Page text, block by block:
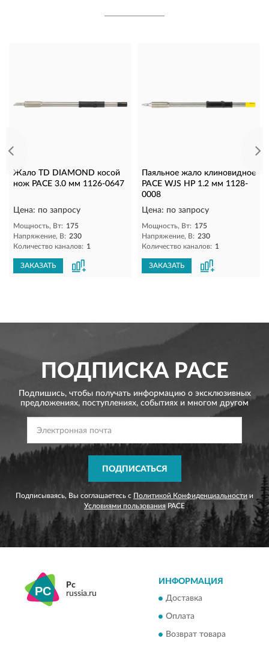
Жало TD DIAMOND косой
нож PACE 3.0 мм 1126-0647
Цена: по запросу
Мощность, Вт: 175
Напряжение, В: 230
Количество каналов: 1
ЗАКАЗАТЬ
Паяльное жало клиновидное
PACE WJS HP 1.2 мм 1128-
0008
Цена: по запросу
Мощность, Вт: 175
Напряжение, В: 230
Количество каналов: 1
ЗАКАЗАТЬ
ПОДПИСКАPACE
Подпишись, чтобы получать информацию о эксклюзивных
предложениях, поступлениях, событиях и многом другом
ПОДПИСАТЬСЯ
Подписываясь, Вы соглашаетесь с Политикой Конфиденциальности и
Условиями пользования PACE
Pc
russia.ru
ИНФОРМАЦИЯ
Доставка
Оплата
Возврат товара